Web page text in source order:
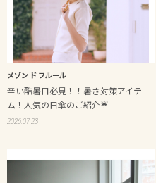
メゾン ド フルール
辛い酷暑日必見！！暑さ対策アイテ
ム！人気の日傘のご紹介☔
2026.07.23